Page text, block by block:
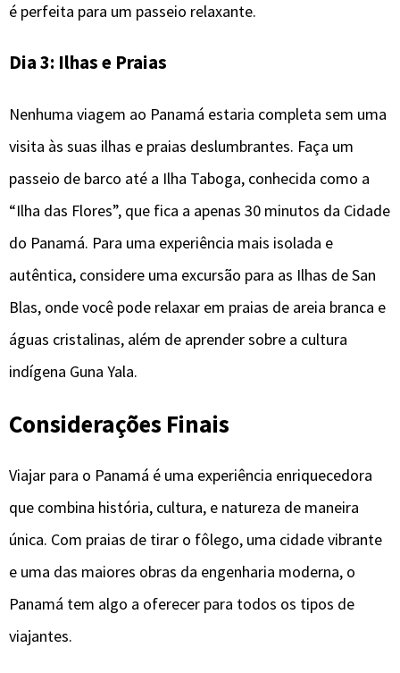
é perfeita para um passeio relaxante.
Dia 3: Ilhas e Praias
Nenhuma viagem ao Panamá estaria completa sem uma
visita às suas ilhas e praias deslumbrantes. Faça um
passeio de barco até a Ilha Taboga, conhecida como a
“Ilha das Flores”, que fica a apenas 30 minutos da Cidade
do Panamá. Para uma experiência mais isolada e
autêntica, considere uma excursão para as Ilhas de San
Blas, onde você pode relaxar em praias de areia branca e
águas cristalinas, além de aprender sobre a cultura
indígena Guna Yala.
Considerações Finais
Viajar para o Panamá é uma experiência enriquecedora
que combina história, cultura, e natureza de maneira
única. Com praias de tirar o fôlego, uma cidade vibrante
e uma das maiores obras da engenharia moderna, o
Panamá tem algo a oferecer para todos os tipos de
viajantes.